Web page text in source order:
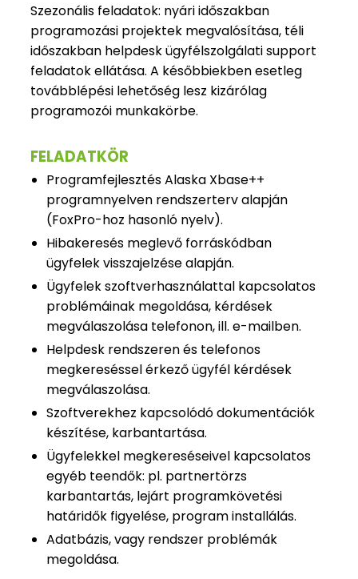
Szezonális feladatok: nyári időszakban
programozási projektek megvalósítása, téli
időszakban helpdesk ügyfélszolgálati support
feladatok ellátása. A későbbiekben esetleg
továbblépési lehetőség lesz kizárólag
programozói munkakörbe.
FELADATKÖR
Programfejlesztés Alaska Xbase++
programnyelven rendszerterv alapján
(FoxPro-hoz hasonló nyelv).
Hibakeresés meglevő forráskódban
ügyfelek visszajelzése alapján.
Ügyfelek szoftverhasználattal kapcsolatos
problémáinak megoldása, kérdések
megválaszolása telefonon, ill. e-mailben.
Helpdesk rendszeren és telefonos
megkereséssel érkező ügyfél kérdések
megválaszolása.
Szoftverekhez kapcsolódó dokumentációk
készítése, karbantartása.
Ügyfelekkel megkereséseivel kapcsolatos
egyéb teendők: pl. partnertörzs
karbantartás, lejárt programkövetési
határidők figyelése, program installálás.
Adatbázis, vagy rendszer problémák
megoldása.